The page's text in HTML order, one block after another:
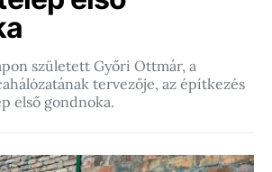
született Győri Ottmár, a
tervezője, az építkezés
első gondnoka.